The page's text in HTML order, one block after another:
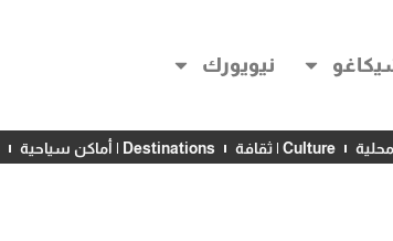
نيويورك
Culture | ثقافة Destinations | أماكن سياحية